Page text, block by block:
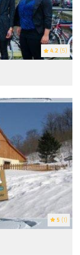
4.2 (5)
5 (1)